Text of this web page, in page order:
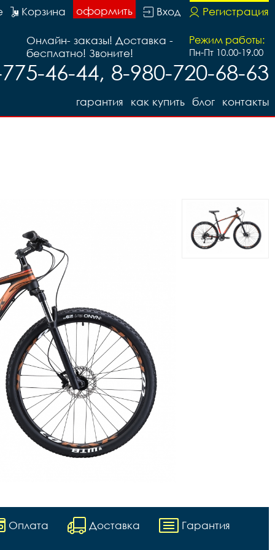
Регистрация
Вход
оформить
Корзина
Режим работы:
Пн-Пт 10.00-19.00
Онлайн- заказы! Доставка -
бесплатно! Звоните!
46-44, 8-980-720-68-63
контакты
блог
как купить
гарантия
Оплата Доставка Гарантия